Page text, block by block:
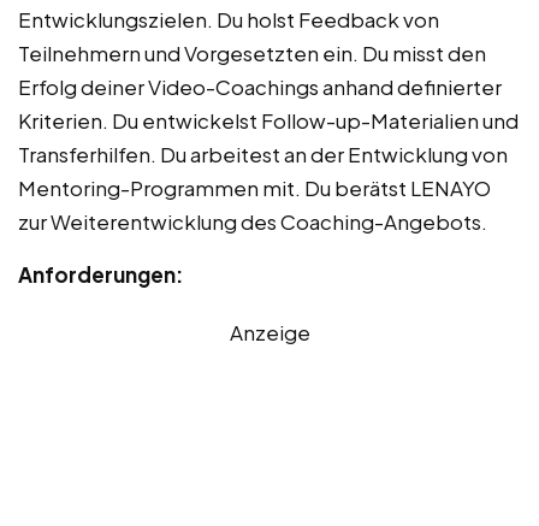
Entwicklungszielen. Du holst Feedback von
Teilnehmern und Vorgesetzten ein. Du misst den
Erfolg deiner Video-Coachings anhand definierter
Kriterien. Du entwickelst Follow-up-Materialien und
Transferhilfen. Du arbeitest an der Entwicklung von
Mentoring-Programmen mit. Du berätst LENAYO
zur Weiterentwicklung des Coaching-Angebots.
Anforderungen:
Anzeige